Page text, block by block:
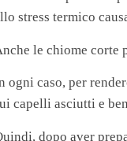
stress termico
le chiome corte
ogni caso, per
capelli asciutti e
dopo aver